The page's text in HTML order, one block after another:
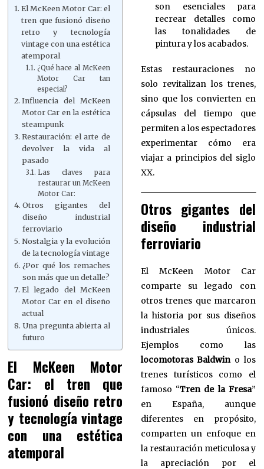
El McKeen Motor Car: el
tren que fusionó diseño
retro y tecnología
vintage con una estética
atemporal
¿Qué hace al McKeen
Motor Car tan
especial?
Influencia del McKeen
Motor Car en la estética
steampunk
Restauración: el arte de
devolver la vida al
pasado
Las claves para
restaurar un McKeen
Motor Car:
Otros gigantes del
diseño industrial
ferroviario
Nostalgia y la evolución
de la tecnología vintage
¿Por qué los remaches
son más que un detalle?
El legado del McKeen
Motor Car en el diseño
actual
Una pregunta abierta al
futuro
El McKeen Motor
Car: el tren que
fusionó diseño retro
y tecnología vintage
con una estética
atemporal
son esenciales para
recrear detalles como
las tonalidades de
pintura y los acabados.
Estas restauraciones no
solo revitalizan los trenes,
sino que los convierten en
cápsulas del tiempo que
permiten a los espectadores
experimentar cómo era
viajar a principios del siglo
XX.
Otros gigantes del
diseño industrial
ferroviario
El McKeen Motor Car
comparte su legado con
otros trenes que marcaron
la historia por sus diseños
industriales únicos.
Ejemplos como las
locomotoras Baldwino los
trenes turísticos como el
famoso “Tren de la Fresa”
en España, aunque
diferentes en propósito,
comparten un enfoque en
la restauración meticulosa y
la apreciación por el